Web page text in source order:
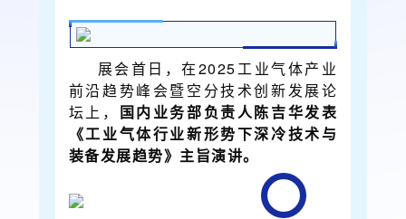
展会首日，在2025工业气体产业
前沿趋势峰会暨空分技术创新发展论
坛上， 国内业务部负责人陈吉华发表
《工业气体行业新形势下深冷技术与
装备发展趋势》主旨演讲。